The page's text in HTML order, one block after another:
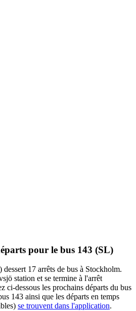
pour le bus 143 (SL)
17 arrêts de bus à Stockholm.
station et se termine à l'arrêt
ci-dessous les prochains départs du bus
143 ainsi que les départs en temps
se trouvent dans l'application.